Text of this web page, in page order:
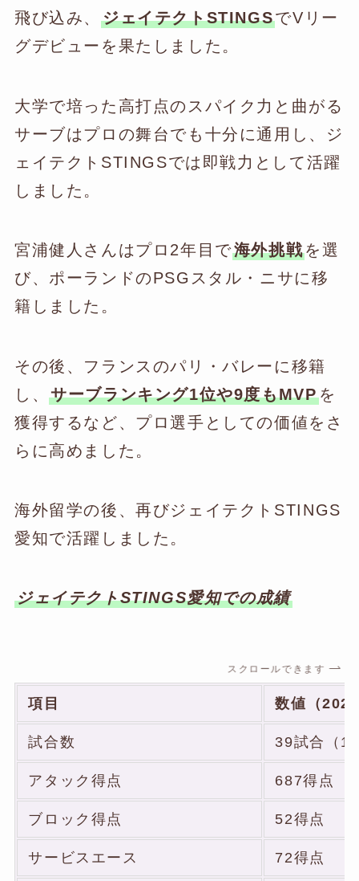
飛び込み、 ジェイテクトSTINGSでVリー
グデビューを果たしました。
大学で培った高打点のスパイク力と曲がる
サーブはプロの舞台でも十分に通用し、ジ
ェイテクトSTINGSでは即戦力として活躍
しました。
宮浦健人さんはプロ2年目で海外挑戦を選
び、ポーランドのPSGスタル・ニサに移
籍しました。
その後、フランスのパリ・バレーに移籍
し、サーブランキング1位や9度もMVPを
獲得するなど、プロ選手としての価値をさ
らに高めました。
海外留学の後、再びジェイテクトSTINGS
愛知で活躍しました。
ジェイテクトSTINGS愛知での成績
スクロールできます
項目 数値（
試合数 39試合（
アタック得点 687得点
ブロック得点 52得点
サービスエース 72得点